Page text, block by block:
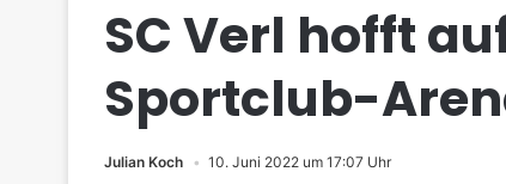
SC Verl hofft
Sportclub-
Julian Koch 10. Juni 2022 um 17:07 Uhr